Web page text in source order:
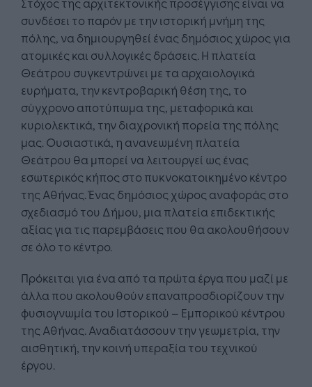
συνδέσει το παρόν με την ιστορική μνήμη της
πόλης, να δημιουργηθεί ένας δημόσιος χώρος για
ατομικές και συλλογικές δράσεις. Η πλατεία
Θεάτρου συγκεντρώνει με τα αρχαιολογικά
ευρήματα, την κεντροβαρική θέση της, το
σύγχρονο αποτύπωμα της, μεταφορικά και
κυριολεκτικά, την διαχρονική πορεία της πόλης
μας. Ουσιαστικά, η ανανεωμένη πλατεία
Θεάτρου θα μπορεί να λειτουργεί ως ένας
εσωτερικός κήπος στο πυκνοκατοικημένο κέντρο
της Αθήνας. Ένας δημόσιος χώρος αναφοράς στο
σχεδιασμό του Δήμου, μια πλατεία επιδεκτικής
αξίας για τις παρεμβάσεις που θα ακολουθήσουν
σε όλο το κέντρο.
Πρόκειται για ένα από τα πρώτα έργα που μαζί με
άλλα που ακολουθούν επαναπροσδιορίζουν την
φυσιογνωμία του Ιστορικού – Εμπορικού κέντρου
της Αθήνας. Αναδιατάσσουν την γεωμετρία, την
αισθητική, την κοινή υπεραξία του τεχνικού
έργου.